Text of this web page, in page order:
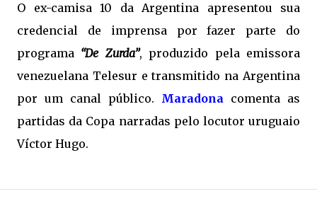
O ex-camisa 10 da Argentina apresentou sua
credencial de imprensa por fazer parte do
programa “De Zurda”, produzido pela emissora
venezuelana Telesur e transmitido na Argentina
por um canal público. Maradona comenta as
partidas da Copa narradas pelo locutor uruguaio
Víctor Hugo.